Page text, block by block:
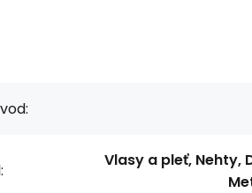
Vlasy a pleť, Nehty,